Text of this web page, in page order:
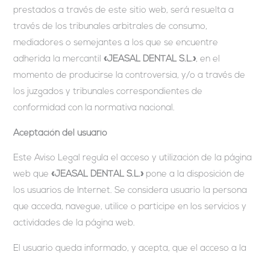
prestados a través de este sitio web, será resuelta a
través de los tribunales arbitrales de consumo,
mediadores o semejantes a los que se encuentre
adherida la mercantil«JEASAL DENTAL S.L.», en el
momento de producirse la controversia, y/o a través de
los juzgados y tribunales correspondientes de
conformidad con la normativa nacional.
Aceptación del usuario
Este Aviso Legal regula el acceso y utilización de la página
web que«JEASAL DENTAL S.L.» pone a la disposición de
los usuarios de Internet. Se considera usuario la persona
que acceda, navegue, utilice o participe en los servicios y
actividades de la página web.
El usuario queda informado, y acepta, que el acceso a la